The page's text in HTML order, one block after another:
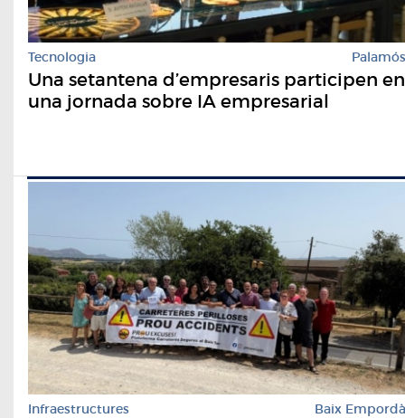
Tecnologia Palamós
Una setantena d’empresaris participen en
una jornada sobre IA empresarial
Infraestructures Baix Empordà